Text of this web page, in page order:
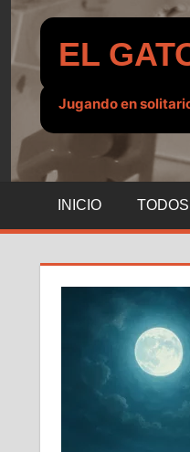
Saltar
contenido EL
Jugando en
INICIO